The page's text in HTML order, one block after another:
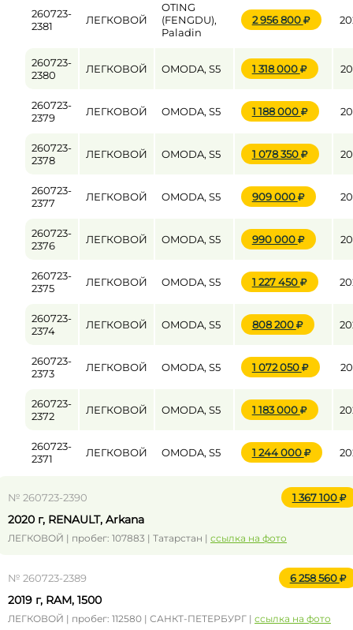
260723-
2381
ЛЕГКОВОЙ
OTING
(FENGDU),
Paladin
2 956 800
260723-
2380
ЛЕГКОВОЙ OMODA, S5 1 318 000
260723-
2379
ЛЕГКОВОЙ OMODA, S5 1 188 000
260723-
2378
ЛЕГКОВОЙ OMODA, S5 1 078 350
260723-
2377
ЛЕГКОВОЙ OMODA, S5 909 000
260723-
2376
ЛЕГКОВОЙ OMODA, S5 990 000
260723-
2375
ЛЕГКОВОЙ OMODA, S5 1 227 450
260723-
2374
ЛЕГКОВОЙ OMODA, S5 808 200
260723-
2373
ЛЕГКОВОЙ OMODA, S5 1 072 050
260723-
2372
ЛЕГКОВОЙ OMODA, S5 1 183 000
260723-
2371
ЛЕГКОВОЙ OMODA, S5 1 244 000
№ 260723-2390 1 367 100
2020 г, RENAULT, Arkana
ЛЕГКОВОЙ | пробег: 107883 | Татарстан | ссылка на фото
№ 260723-2389 6 258 560
2019 г, RAM, 1500
ЛЕГКОВОЙ | пробег: 112580 | САНКТ-ПЕТЕРБУРГ | ссылка на фото